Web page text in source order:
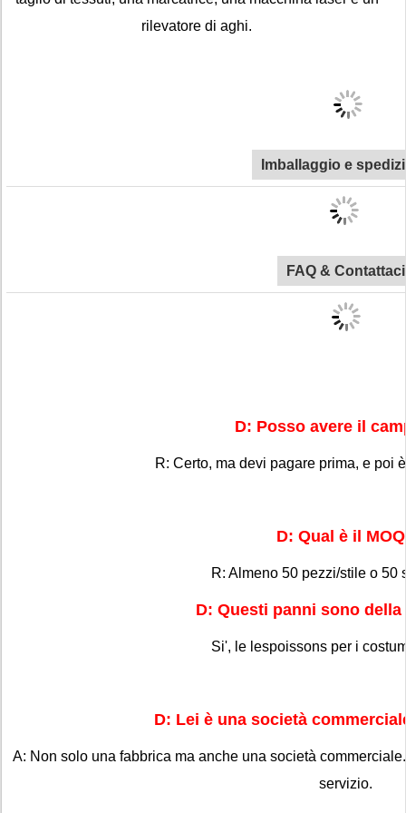
rilevatore di aghi.
Imballaggio e
FAQ & Contattaci
D: Posso avere il
R: Certo, ma devi pagare prima, e poi
D: Qual è il
R: Almeno 50 pezzi/stile o 50
D: Questi panni sono della
Si', le lespoissons per i
D: Lei è una società
A: Non solo una fabbrica ma anche una società
servizio.